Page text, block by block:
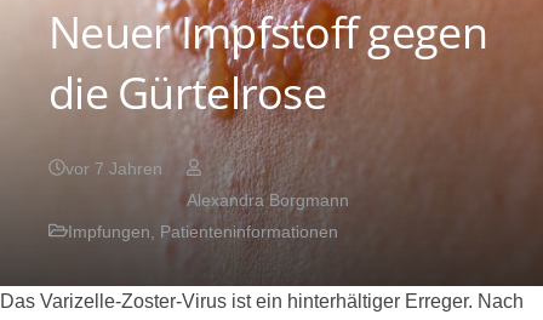
Neuer Impfstoff gegen
die Gürtelrose
vor 7 Jahren
Alexandra Borgmann
Impfungen
Patienteninformationen
Das Varizelle-Zoster-Virus ist ein hinterhältiger Erreger. Nach